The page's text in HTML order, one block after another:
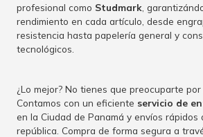
profesional como Studmark ,
rendimiento en cada artículo, desde
resistencia hasta papelería general y
tecnológicos.
¿Lo mejor? No tienes que preocuparte por
Contamos con un eficiente servicio de
en la Ciudad de Panamá y envíos rápidos
república. Compra de forma segura a